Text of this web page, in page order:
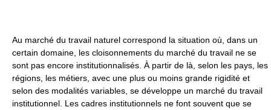
Au marché du travail naturel correspond la situation où, dans un
certain domaine, les cloisonnements du marché du travail ne se
sont pas encore institutionnalisés. À partir de là, selon les pays, les
régions, les métiers, avec une plus ou moins grande rigidité et
selon des modalités variables, se développe un marché du travail
institutionnel. Les cadres institutionnels ne font souvent que se